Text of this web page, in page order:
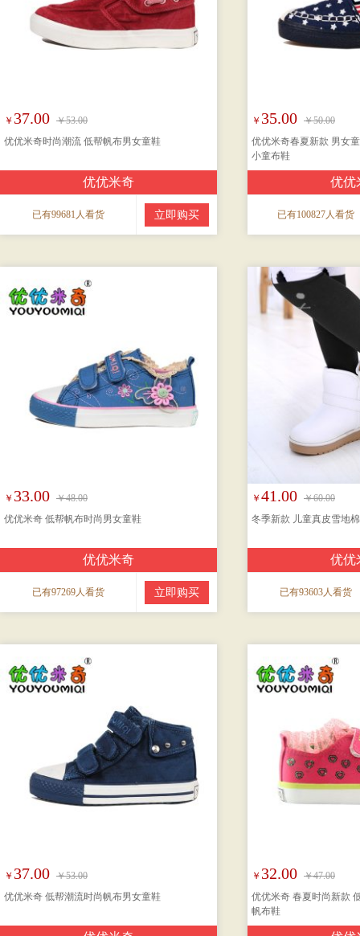
￥ 37.00 ￥53.00
优优米奇时尚潮流 低帮帆布男女童鞋
优优米奇
已有99681人看货 立即购买
￥ 35.00 ￥50.00
优优米奇春夏新款 男女
小童布鞋
优优
已有100827人看货
￥ 33.00 ￥48.00
优优米奇 低帮帆布时尚男女童鞋
优优米奇
已有97269人看货 立即购买
￥ 41.00 ￥60.00
冬季新款 儿童真皮雪地
优优
已有93603人看货
￥ 37.00 ￥53.00
优优米奇 低帮潮流时尚帆布男女童鞋
￥ 32.00 ￥47.00
优优米奇 春夏时尚新款
帆布鞋